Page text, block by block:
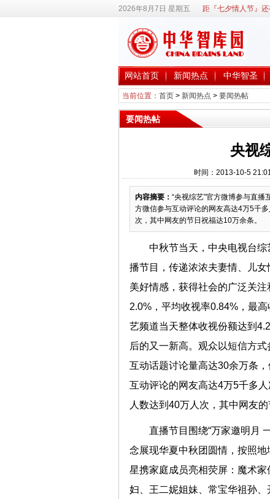
2026年8月7日 星期五 距『七夕情人节』
网站首页 新闻热点 中华智圣
当前位置： 首页> 新闻热点 > 要闻热帖
要闻热帖
央视
时间：2013-10-5
内容摘要： “央视综艺”官方微博参与直
方微信参与互动评论的网友高达4万5千
次，其中网友的节日祝福达10万余条。
中秋节当天，中央电视台综
播节目，传递浓浓夫妻情、儿
美好情感，获得社会的广泛关
2.0%，平均收视率0.84%，最
艺频道当天整体收视份额达到
后的又一新高。观众以短信方
互动话题讨论量高达30余万条
互动评论的网友高达4万5千多
人数达到40万人次，其中网友的
直播节目围绕“万家邀明月
念展现华夏中秋团圆情，按照
星携家庭成员亮相荧屏：魔术
妇、王二妮姐妹、常宝华祖孙